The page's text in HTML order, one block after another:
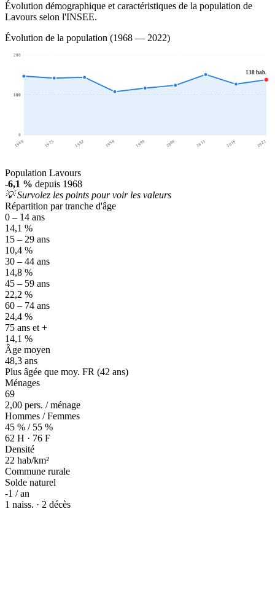
Évolution démographique et caractéristiques de la population de
Lavours selon l'INSEE.
Évolution de la population (1968 — 2022)
0
100
100
200
1968 1975 1982 1990 1999 2006 2011 2016 2022
138 hab.
Population Lavours
-6,1 % depuis 1968
💡 Survolez les points pour voir les valeurs
Répartition par tranche d'âge
0 – 14 ans
14,1 %
15 – 29 ans
10,4 %
30 – 44 ans
14,8 %
45 – 59 ans
22,2 %
60 – 74 ans
24,4 %
75 ans et +
14,1 %
Âge moyen
48,3 ans
Plus âgée que moy. FR (42 ans)
Ménages
69
2,00 pers. / ménage
Hommes / Femmes
45 % / 55 %
62 H · 76 F
Densité
22 hab/km²
Commune rurale
Solde naturel
-1 / an
1 naiss. · 2 décès